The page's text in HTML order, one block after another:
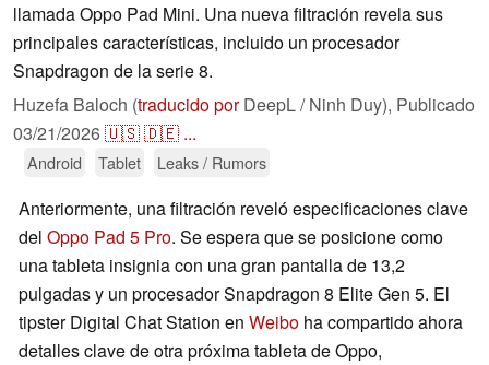
llamada Oppo Pad Mini. Una nueva filtración revela sus
principales características, incluido un procesador
Snapdragon de la serie 8.
Huzefa Baloch (traducido porDeepL / Ninh Duy), Publicado
03/21/2026🇺🇸🇩🇪 ...
Android Tablet Leaks / Rumors
Anteriormente, una filtración reveló especificaciones clave
del Oppo Pad 5 Pro. Se espera que se posicione como
una tableta insignia con una gran pantalla de 13,2
pulgadas y un procesador Snapdragon 8 Elite Gen 5. El
tipster Digital Chat Station en Weibo ha compartido ahora
detalles clave de otra próxima tableta de Oppo,